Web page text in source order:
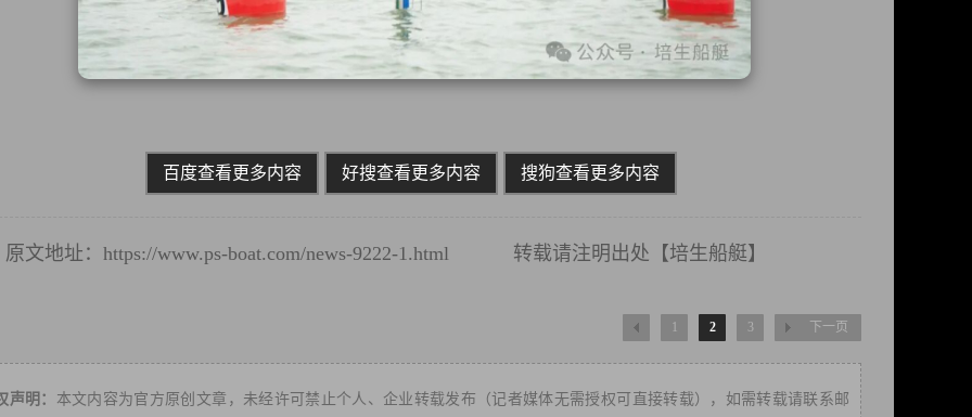
百度查看更多内容 好搜查看更多内容 搜狗查看更多内容
原文地址： https://www.ps-boat.com/news-9222-1.html 转载请注明出处【培生船艇】
1 2 3 下一页
声明： 本文内容为官方原创文章，未经许可禁止个人、企业转载发布（记者媒体无需授权可直接转载），如需转载请联系邮